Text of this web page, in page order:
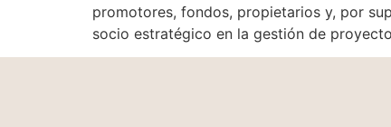
promotores, fondos, propietarios y, por
socio estratégico en la gestión de